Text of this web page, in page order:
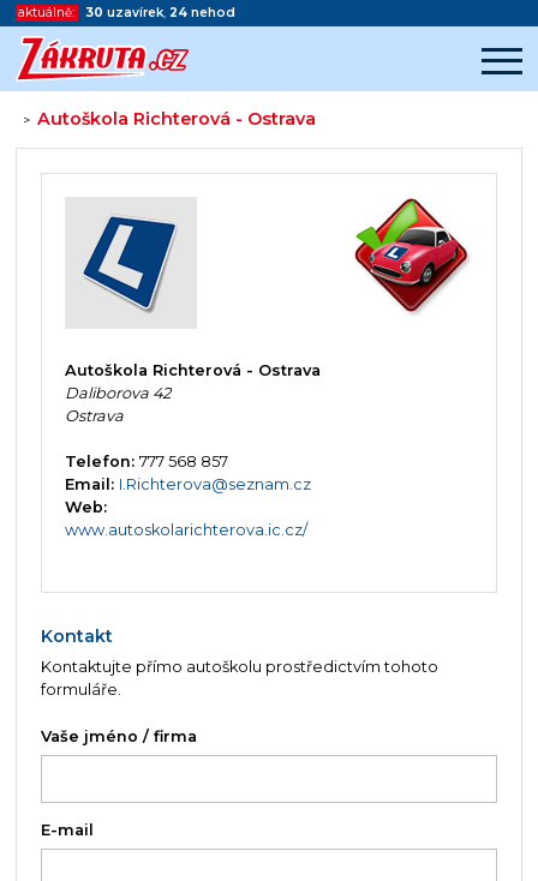
aktuálně: 30 uzavírek, 24 nehod
>Autoškola Richterová - Ostrava
Začátek reklamy
Konec reklamy
Autoškola Richterová - Ostrava
Daliborova 42
Ostrava
Telefon: 777 568 857
Email: I.Richterova@seznam.cz
Web:
www.autoskolarichterova.ic.cz/
Kontakt
Kontaktujte přímo autoškolu prostředictvím tohoto
formuláře.
Vaše jméno / firma
E-mail